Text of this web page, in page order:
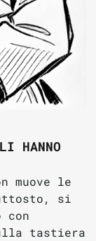
HANNO
muove le
si
con
tastiera